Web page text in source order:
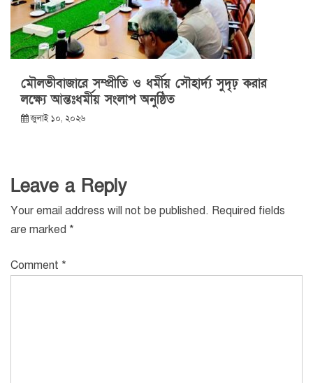
মৌলভীবাজারে সম্প্রীতি ও ধর্মীয় সৌহার্দ্য সুদৃঢ় করার
লক্ষ্যে আন্তঃধর্মীয় সংলাপ অনুষ্ঠিত
জুলাই ১০, ২০২৬
Leave a Reply
Your email address will not be published. Required fields
are marked *
Comment *